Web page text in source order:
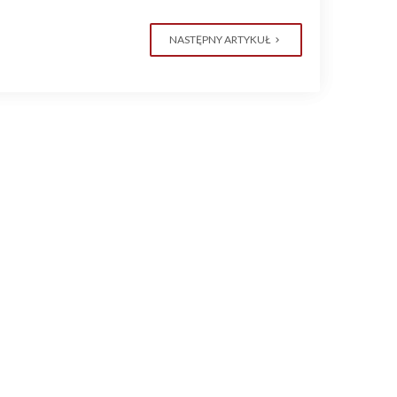
NASTĘPNY ARTYKUŁ